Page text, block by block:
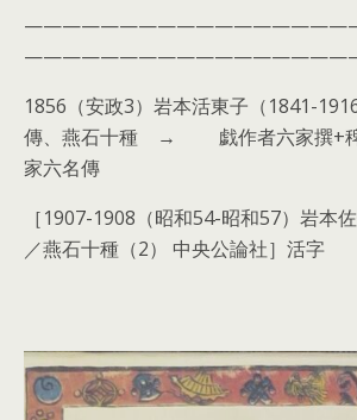
1856（安政3）岩本活東子（1841-
傳、 燕石十種 → 戯作者六家撰+
家六名傳
［1907-1908（昭和54-昭和57）岩本
／燕石十種（2） 中央公論社］活字